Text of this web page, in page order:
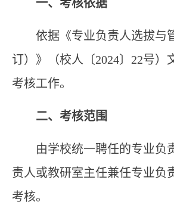
一、考核依据
依据 《专业负责人选拔与
订） 》（校人〔2024〕22号）
考核工作。
二、考核范围
由学校统一聘任的专业负
责人或教研室主任兼任专业负
考核。